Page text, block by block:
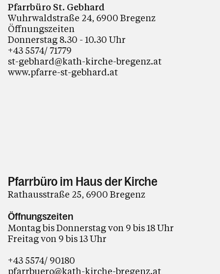
Pfarrbüro St. Gebhard
Wuhrwaldstraße 24, 6900 Bregenz
Öffnungszeiten
Donnerstag 8.30 - 10.30 Uhr
+43 5574/ 71779
st-gebhard@kath-kirche-bregenz.at
www.pfarre-st-gebhard.at
Pfarrbüro im Haus der Kirche
Rathausstraße 25, 6900 Bregenz
Öffnungszeiten
Montag bis Donnerstag von 9 bis 18 Uhr
Freitag von 9 bis 13 Uhr
+43 5574/ 90180
pfarrbuero@kath-kirche-bregenz.at